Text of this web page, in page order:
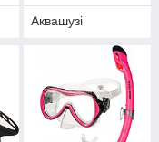
Аквашузі